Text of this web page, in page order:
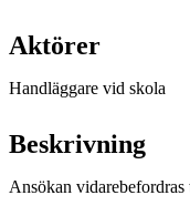
Aktörer
Handläggare vid skola
Beskrivning
Ansökan